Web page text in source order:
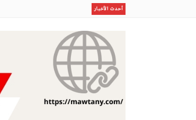
أحدث الأخبار
إستثمار الإجازة الصيفية في برامج نوعية
مكتب وزارة البيئة والمياه والزراعة
ظلال